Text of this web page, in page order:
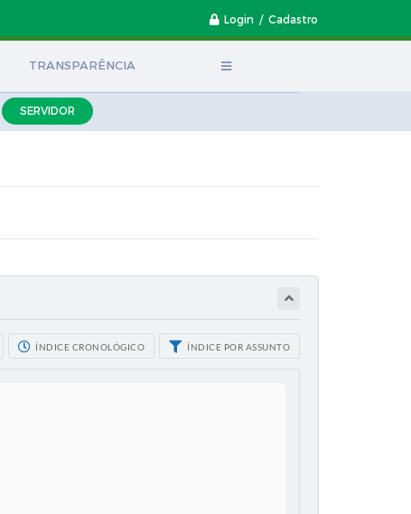
Login / Cadastro
TRANSPARÊNCIA
SERVIDOR
ÍNDICE CRONOLÓGICO ÍNDICE POR ASSUNTO